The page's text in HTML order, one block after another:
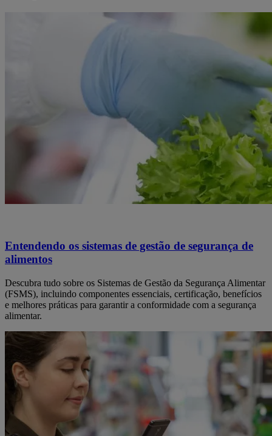
Entendendo os sistemas de gestão de segurança de
alimentos
Descubra tudo sobre os Sistemas de Gestão da Segurança Alimentar
(FSMS), incluindo componentes essenciais, certificação, benefícios
e melhores práticas para garantir a conformidade com a segurança
alimentar.